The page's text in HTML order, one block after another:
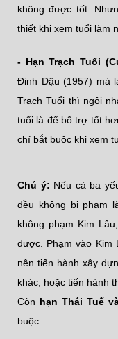
không được tốt.
thiết khi xem tuổi làm
- Hạn Trạch Tuổi
Đinh Dậu (1957) mà
Trạch Tuổi thì ngôi
tuổi là để bổ trợ tốt
chí bắt buộc khi xem
Chú ý: Nếu cả ba
đều không bị phạm
không phạm Kim
được. Phạm vào Kim
nên tiến hành xây
khác, hoặc tiến hành
Còn hạn Thái Tuế
buộc.